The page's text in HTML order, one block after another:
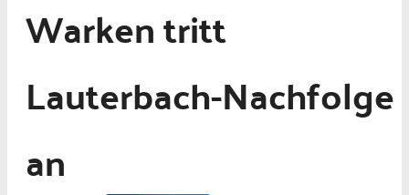
Warken tritt
Lauterbach-Nachfolge
an